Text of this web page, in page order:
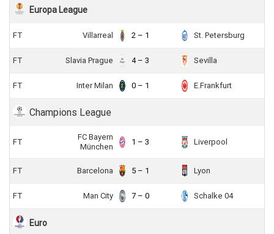
Europa League
FT Villarreal 2 – 1 St. Petersburg
FT Slavia Prague 4 – 3 Sevilla
FT Inter Milan 0 – 1 E.Frankfurt
Champions League
FT
FC Bayern
München
1 – 3 Liverpool
FT Barcelona 5 – 1 Lyon
FT Man City 7 – 0 Schalke 04
Euro